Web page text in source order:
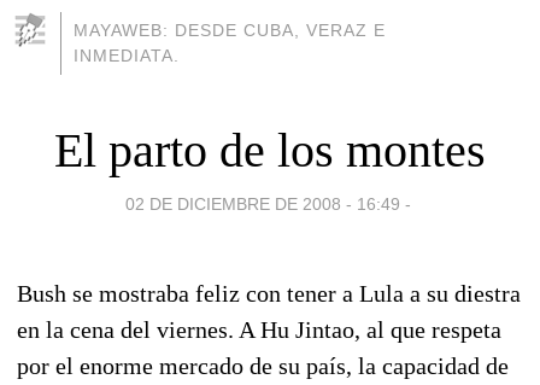
MAYAWEB: DESDE CUBA, VERAZ E
INMEDIATA.
El parto de los montes
02 DE DICIEMBRE DE 2008 - 16:49 -
Bush se mostraba feliz con tener a Lula a su diestra
en la cena del viernes. A Hu Jintao, al que respeta
por el enorme mercado de su país, la capacidad de